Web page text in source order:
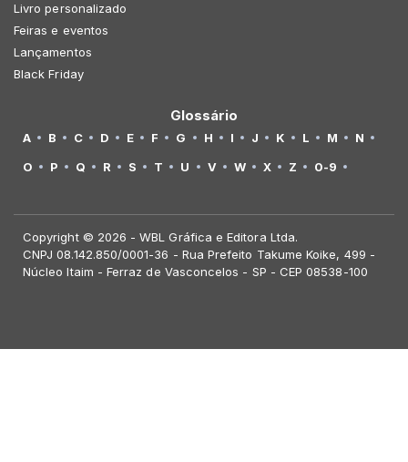
Livro personalizado
Feiras e eventos
Lançamentos
Black Friday
Glossário
A B C D E F G H I J K L M
N
O
P Q R S T U V W X Z 0-9
Copyright © 2026 - WBL Gráfica e Editora Ltda.
CNPJ 08.142.850/0001-36 - Rua Prefeito Takume Koike, 499 -
Núcleo Itaim - Ferraz de Vasconcelos - SP - CEP 08538-100